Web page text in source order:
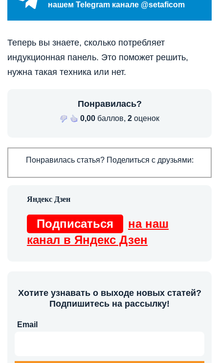
нашем Telegram канале @setaficom
Теперь вы знаете, сколько потребляет
индукционная панель. Это поможет решить,
нужна такая техника или нет.
Понравилась?
0,00 баллов, 2 оценок
Понравилась статья? Поделиться с друзьями:
Подписаться
на наш
канал в Яндекс Дзен
Хотите узнавать о выходе новых статей?
Подпишитесь на рассылку!
Email